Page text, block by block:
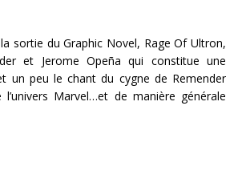
sortie du Graphic Novel, Rage Of Ultron,
et Jerome Opeña qui constitue une
un peu le chant du cygne de Remender
Marvel…et de manière générale